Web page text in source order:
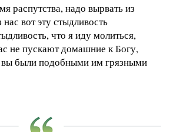
распутства, надо вырвать из
вот эту стыдливость
что я иду молиться,
не пускают домашние к Богу,
были подобными им грязными